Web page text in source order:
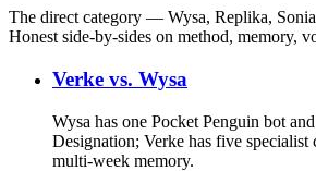
The direct category — Wysa, Replika,
Honest side-by-sides on method, memory,
Verke vs. Wysa
Wysa has one Pocket Penguin bot
Designation; Verke has five specialist
multi-week memory.